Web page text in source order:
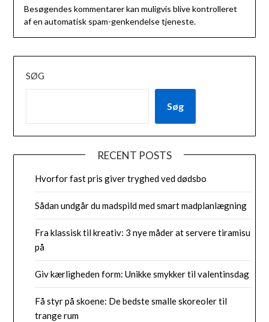
Besøgendes kommentarer kan muligvis blive kontrolleret
af en automatisk spam-genkendelse tjeneste.
SØG
Søg
RECENT POSTS
Hvorfor fast pris giver tryghed ved dødsbo
Sådan undgår du madspild med smart madplanlægning
Fra klassisk til kreativ: 3 nye måder at servere tiramisu
på
Giv kærligheden form: Unikke smykker til valentinsdag
Få styr på skoene: De bedste smalle skoreoler til
trange rum